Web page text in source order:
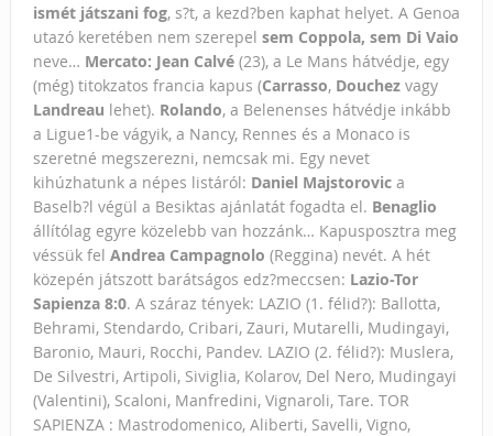
ismét játszani fog, s?t, a kezd?ben kaphat helyet. A Genoa
utazó keretében nem szerepel sem Coppola, sem Di Vaio
neve… Mercato: Jean Calvé(23), a Le Mans hátvédje, egy
(még) titokzatos francia kapus (Carrasso, Douchezvagy
Landreau lehet). Rolando, a Belenenses hátvédje inkább
a Ligue1-be vágyik, a Nancy, Rennes és a Monaco is
szeretné megszerezni, nemcsak mi. Egy nevet
kihúzhatunk a népes listáról: Daniel Majstorovica
Baselb?l végül a Besiktas ajánlatát fogadta el. Benaglio
állítólag egyre közelebb van hozzánk… Kapusposztra meg
véssük fel Andrea Campagnolo (Reggina) nevét. A hét
közepén játszott barátságos edz?meccsen: Lazio-Tor
Sapienza 8:0. A száraz tények: LAZIO (1. félid?): Ballotta,
Behrami, Stendardo, Cribari, Zauri, Mutarelli, Mudingayi,
Baronio, Mauri, Rocchi, Pandev. LAZIO (2. félid?): Muslera,
De Silvestri, Artipoli, Siviglia, Kolarov, Del Nero, Mudingayi
(Valentini), Scaloni, Manfredini, Vignaroli, Tare. TOR
SAPIENZA : Mastrodomenico, Aliberti, Savelli, Vigno,